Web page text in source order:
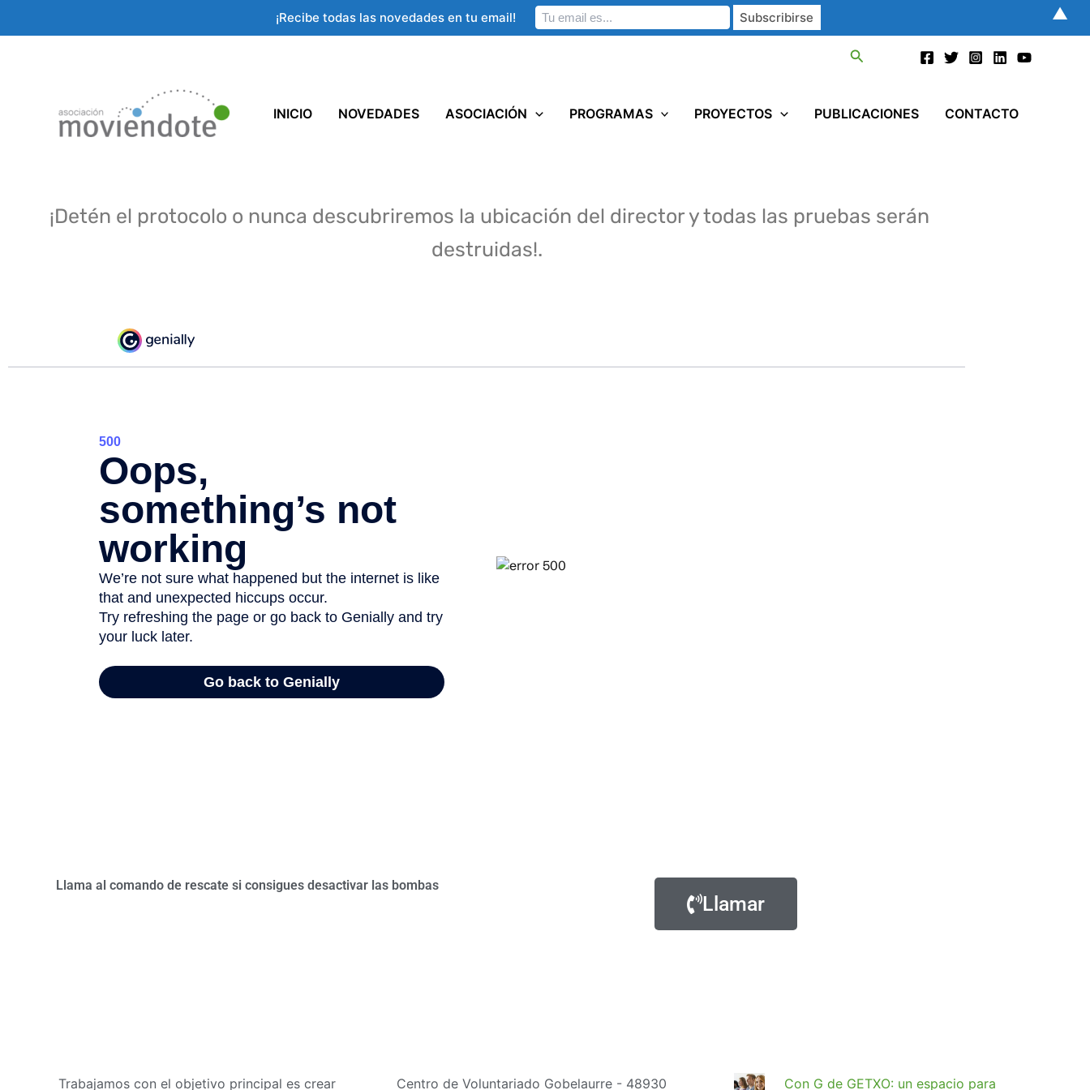
Buscar
INICIO NOVEDADES ASOCIACIÓN PROGRAMAS PROYECTOS PUBLICACIONES CONTACTO
¡Detén el protocolo o nunca descubriremos la ubicación del director y todas las pruebas serán
destruidas!.
Llama al comando de rescate si consigues desactivar las bombas
Llamar
Trabajamos con el objetivo principal es crear Centro de Voluntariado Gobelaurre - 48930 Con G de GETXO: un espacio para
¡Recibe todas las novedades en tu email! ▲